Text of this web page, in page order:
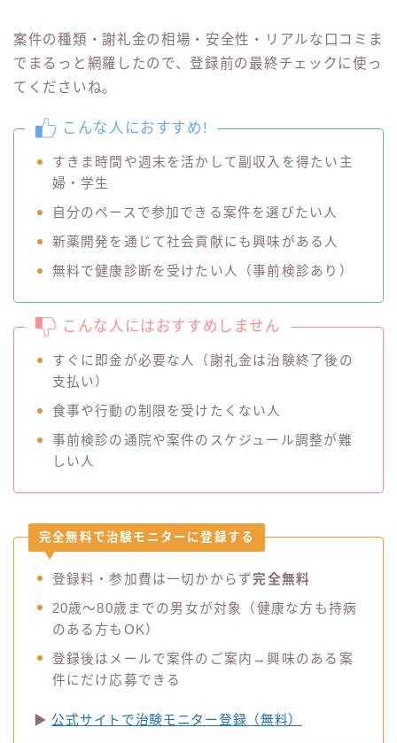
案件の種類・謝礼金の相場・安全性・リアルな口コミま
でまるっと網羅したので、登録前の最終チェックに使っ
てくださいね。
こんな人におすすめ!
すきま時間や週末を活かして副収入を得たい主
婦・学生
自分のペースで参加できる案件を選びたい人
新薬開発を通じて社会貢献にも興味がある人
無料で健康診断を受けたい人（事前検診あり）
こんな人にはおすすめしません
すぐに即金が必要な人（謝礼金は治験終了後の
支払い）
食事や行動の制限を受けたくない人
事前検診の通院や案件のスケジュール調整が難
しい人
完全無料で治験モニターに登録する
登録料・参加費は一切かからず完全無料
20歳〜80歳までの男女が対象（健康な方も持病
のある方もOK）
登録後はメールで案件のご案内→興味のある案
件にだけ応募できる
▶ 公式サイトで治験モニター登録（無料）